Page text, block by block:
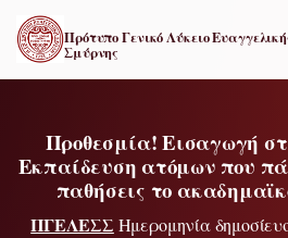
Πρότυπο Γενικό Λύκειο
Σμύρνης
Προθεσμία! Εισαγωγή
Εκπαίδευση ατόμων που
παθήσεις το
ΠΓΕΛΕΣΣ Ημερομηνία